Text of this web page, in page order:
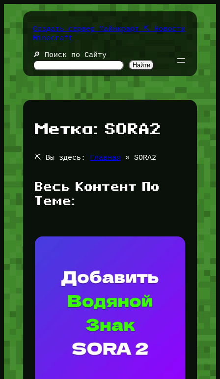
содержимомуСоздать сервер Майнкрафт ⛏️ Новости
Minecraft
🔎 Поиск по Сайту
Найти
Метка: SORA2
⛏️ Вы здесь: Главная » SORA2
Весь Контент По
Теме: